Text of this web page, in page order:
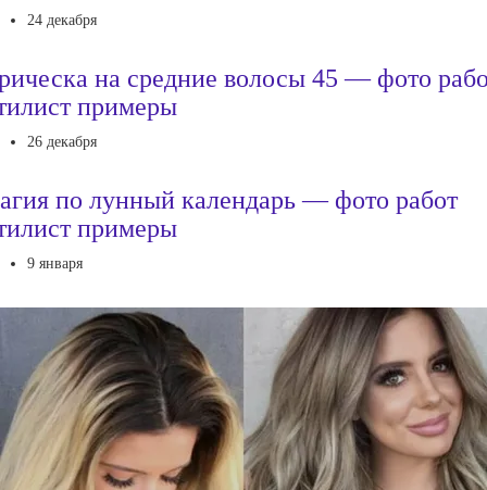
24 декабря
на средние волосы 45 — фото
примеры
26 декабря
по лунный календарь — фото работ
примеры
9 января